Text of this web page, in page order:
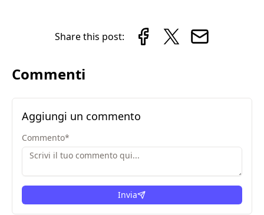
Share this post:
Commenti
Aggiungi un commento
Commento*
Invia